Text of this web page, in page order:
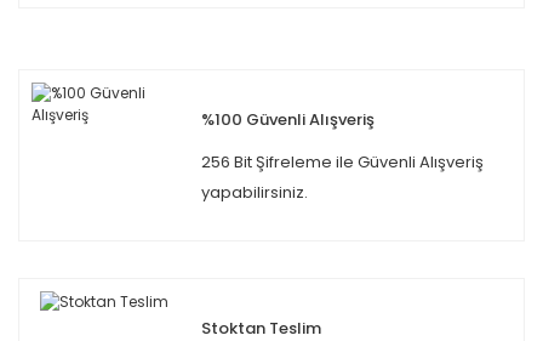
%100 Güvenli Alışveriş
256 Bit Şifreleme ile Güvenli Alışveriş
yapabilirsiniz.
Stoktan Teslim